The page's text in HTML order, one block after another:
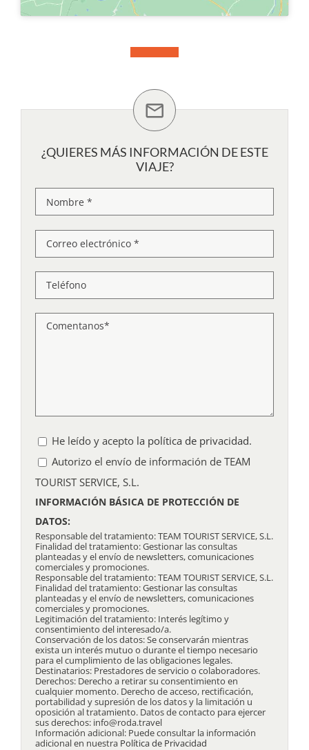
¿QUIERES MÁS INFORMACIÓN DE ESTE
VIAJE?
He leído y acepto la política de privacidad.
Autorizo el envío de información de TEAM
TOURIST SERVICE, S.L.
INFORMACIÓN BÁSICA DE PROTECCIÓN DE
DATOS:
Responsable del tratamiento: TEAM TOURIST SERVICE, S.L.
Finalidad del tratamiento: Gestionar las consultas
planteadas y el envío de newsletters, comunicaciones
comerciales y promociones.
Responsable del tratamiento: TEAM TOURIST SERVICE, S.L.
Finalidad del tratamiento: Gestionar las consultas
planteadas y el envío de newsletters, comunicaciones
comerciales y promociones.
Legitimación del tratamiento: Interés legítimo y
consentimiento del interesado/a.
Conservación de los datos: Se conservarán mientras
exista un interés mutuo o durante el tiempo necesario
para el cumplimiento de las obligaciones legales.
Destinatarios: Prestadores de servicio o colaboradores.
Derechos: Derecho a retirar su consentimiento en
cualquier momento. Derecho de acceso, rectificación,
portabilidad y supresión de los datos y la limitación u
oposición al tratamiento. Datos de contacto para ejercer
sus derechos: info@roda.travel
Información adicional: Puede consultar la información
adicional en nuestra Política de Privacidad